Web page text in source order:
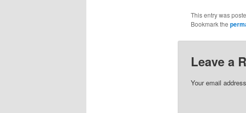
This entry was
Bookmark the
Leave a
Your email